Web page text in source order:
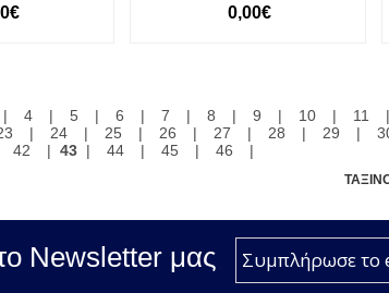
0,00€
| 4 | 5 | 6 | 7 | 8 | 9 | 10 | 11 |
| 24 | 25 | 26 | 27 | 28 | 29 |
42 | 43| 44 | 45 | 46 |
Νewsletter μας